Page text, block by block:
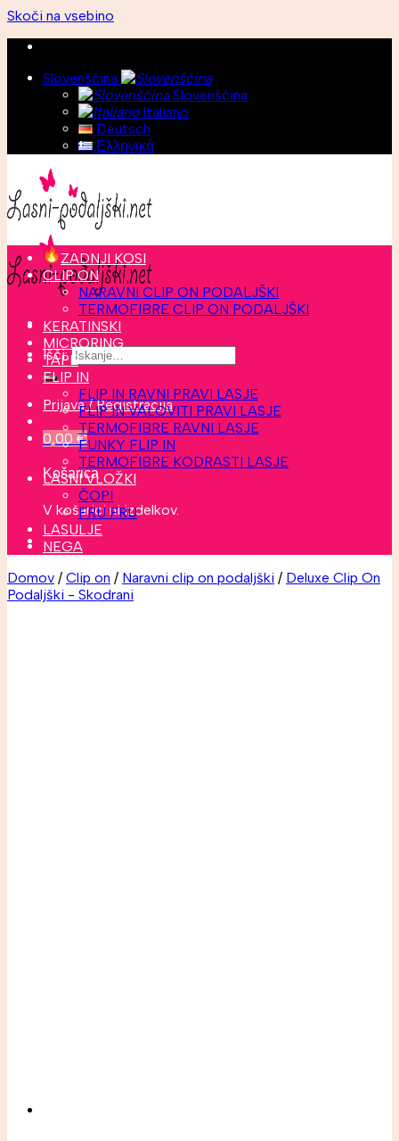
Skoči na vsebino
Slovenščina
Slovenščina
Italiano
Deutsch
Ελληνικά
Išči:
Prijava / Registracija
0,00 €
Košarica
V košarici ni izdelkov.
ZADNJI KOSI
CLIP ON
NARAVNI CLIP ON PODALJŠKI
TERMOFIBRE CLIP ON PODALJŠKI
KERATINSKI
MICRORING
TAPE
FLIP IN
FLIP IN RAVNI PRAVI LASJE
FLIP IN VALOVITI PRAVI LASJE
TERMOFIBRE RAVNI LASJE
FUNKY FLIP IN
TERMOFIBRE KODRASTI LASJE
LASNI VLOŽKI
ČOPI
FRU FRU
LASULJE
NEGA
Domov / Clip on / Naravni clip on podaljški / Deluxe Clip On
Podaljški - Skodrani